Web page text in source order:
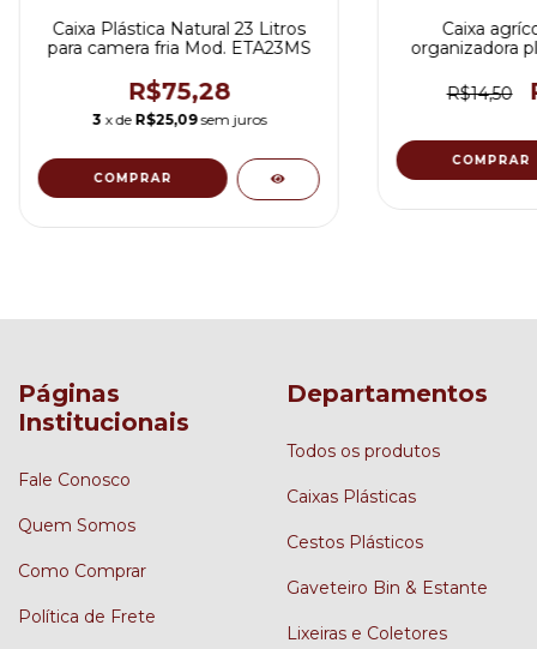
Caixa Plástica Natural 23 Litros
para camera fria Mod. ETA23MS
R$75,28
3 x de R$25,09 sem juros
Caixa
organizadora
R$14,50
Páginas
Institucionais
Fale Conosco
Quem Somos
Como Comprar
Política de Frete
Departamentos
Todos os produtos
Caixas Plásticas
Cestos Plásticos
Gaveteiro Bin & Estante
Lixeiras e Coletores